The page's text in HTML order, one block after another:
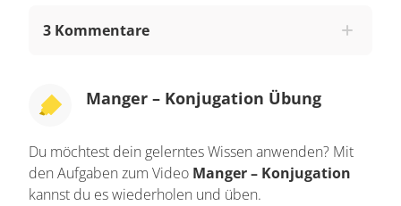
habt schon einige Formen von manger, also
Konjugationstabelle zusammen. Présent. Je
mange, tu manges, elle mange, nous mangeons,
der Impératif, lautet mange, mangeons, mangez.
Und das Futur composé ist ganz einfach: je vais
3 Kommentare
Manger – Konjugation Übung
Du möchtest dein gelerntes Wissen anwenden? Mit
den Aufgaben zum Video Manger – Konjugation
kannst du es wiederholen und üben.